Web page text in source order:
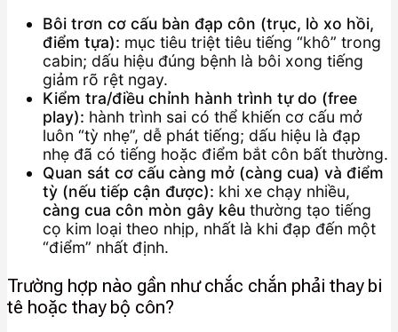
Bôi trơn cơ cấu bàn đạp côn (trục, lò xo hồi,
điểm tựa): mục tiêu triệt tiêu tiếng “khô” trong
cabin; dấu hiệu đúng bệnh là bôi xong tiếng
giảm rõ rệt ngay.
Kiểm tra/điều chỉnh hành trình tự do (free
play): hành trình sai có thể khiến cơ cấu mở
luôn “tỳ nhẹ”, dễ phát tiếng; dấu hiệu là đạp
nhẹ đã có tiếng hoặc điểm bắt côn bất thường.
Quan sát cơ cấu càng mở (càng cua) và điểm
tỳ (nếu tiếp cận được): khi xe chạy nhiều,
càng cua côn mòn gây kêu thường tạo tiếng
cọ kim loại theo nhịp, nhất là khi đạp đến một
“điểm” nhất định.
Trường hợp nào gần như chắc chắn phải thay bi
tê hoặc thay bộ côn?